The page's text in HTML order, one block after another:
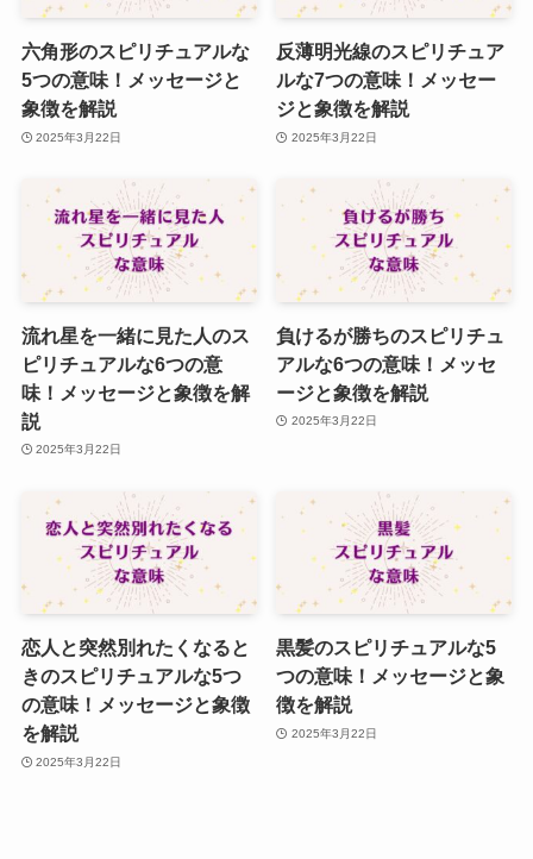
六角形のスピリチュアルな
5つの意味！メッセージと
象徴を解説
2025年3月22日
反薄明光線のスピリチュア
ルな7つの意味！メッセー
ジと象徴を解説
2025年3月22日
流れ星を一緒に見た人のス
ピリチュアルな6つの意
味！メッセージと象徴を解
説
2025年3月22日
負けるが勝ちのスピリチュ
アルな6つの意味！メッセ
ージと象徴を解説
2025年3月22日
恋人と突然別れたくなると
きのスピリチュアルな5つ
の意味！メッセージと象徴
を解説
2025年3月22日
黒髪のスピリチュアルな5
つの意味！メッセージと象
徴を解説
2025年3月22日